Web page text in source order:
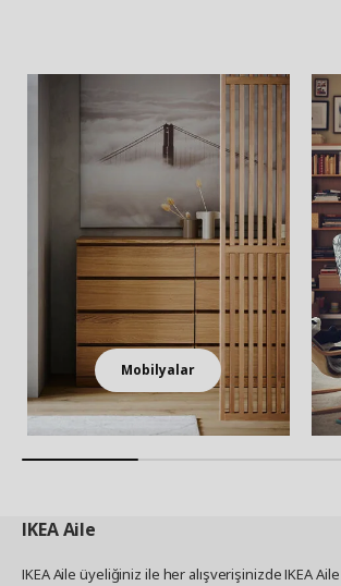
Mobilyalar
IKEAAile
IKEA Aile üyeliğiniz ile her alışverişinizde IKEA